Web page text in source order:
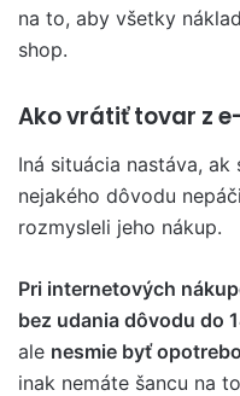
na to, aby všetky
shop.
Ako vrátiť tovar z
Iná situácia nastáva,
nejakého dôvodu
rozmysleli jeho nákup.
Pri internetových
bez udania dôvodu do
ale nesmie byť
inak nemáte šancu na